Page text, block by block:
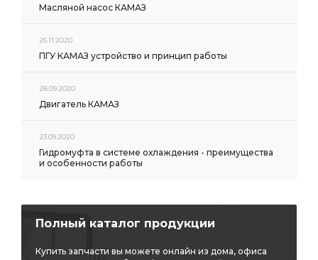
Масляной насос КАМАЗ
25.11.2020
ПГУ КАМАЗ устройство и принцип работы
28.09.2020
Двигатель КАМАЗ
23.09.2020
Гидромуфта в системе охлаждения - преимущества
и особенности работы
Полный каталог продукции
Купить запчасти вы можете онлайн из дома, офиса